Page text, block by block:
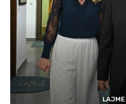
LAJME